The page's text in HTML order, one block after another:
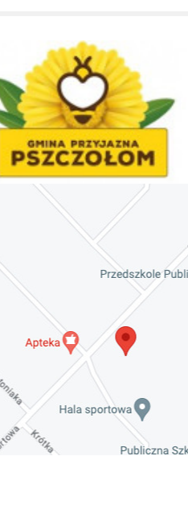
225 rocznica
Maciejowicami
Kościuszkowski
Zaproszenie na spotkanie
r.
i Śpiewaków
Nadwiślańskich